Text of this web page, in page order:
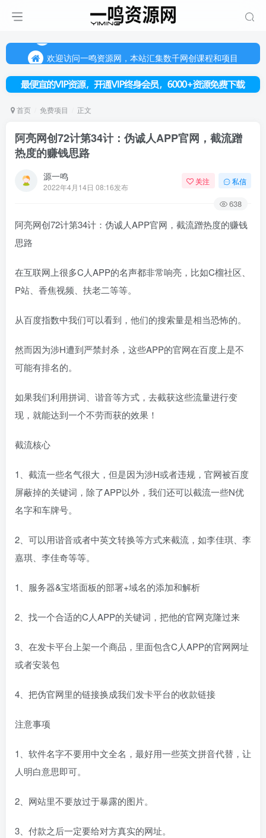
欢迎访问一鸣资源网，本站汇集数千网创课程和项目
欢迎访问一鸣资源网，本站汇集数千网创课程和项目
首页 免费项目 正文
阿亮网创72计第34计：伪诚人APP官网，截流蹭
热度的赚钱思路
源一鸣
2022年4月14日 08:16发布
关注 私信
638
阿亮网创72计第34计：伪诚人APP官网，截流蹭热度的赚钱
思路
在互联网上很多C人APP的名声都非常响亮，比如C榴社区、
P站、香焦视频、扶老二等等。
从百度指数中我们可以看到，他们的搜索量是相当恐怖的。
然而因为涉H遭到严禁封杀，这些APP的官网在百度上是不
可能有排名的。
如果我们利用拼词、谐音等方式，去截获这些流量进行变
现，就能达到一个不劳而获的效果！
截流核心
1、截流一些名气很大，但是因为涉H或者违规，官网被百度
屏蔽掉的关键词，除了APP以外，我们还可以截流一些N优
名字和车牌号。
2、可以用谐音或者中英文转换等方式来截流，如李佳琪、李
嘉琪、李佳奇等等。
1、服务器&宝塔面板的部署+域名的添加和解析
2、找一个合适的C人APP的关键词，把他的官网克隆过来
3、在发卡平台上架一个商品，里面包含C人APP的官网网址
或者安装包
4、把伪官网里的链接换成我们发卡平台的收款链接
注意事项
1、软件名字不要用中文全名，最好用一些英文拼音代替，让
人明白意思即可。
2、网站里不要放过于暴露的图片。
3、付款之后一定要给对方真实的网址。